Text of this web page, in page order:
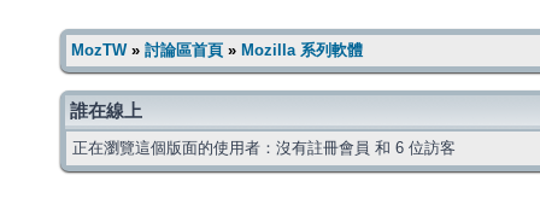
MozTW» 討論區首頁 » Mozilla 系列軟體
誰在線上
正在瀏覽這個版面的使用者：沒有註冊會員 和 6 位訪客